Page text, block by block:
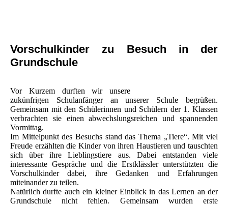
Vorschulkinder zu Besuch in der
Grundschule
Vor Kurzem durften wir unsere
zukünfrigen Schulanfänger an unserer Schule begrüßen.
Gemeinsam mit den Schülerinnen und Schülern der 1. Klassen
verbrachten sie einen abwechslungsreichen und spannenden
Vormittag.
Im Mittelpunkt des Besuchs stand das Thema „Tiere“. Mit viel
Freude erzählten die Kinder von ihren Haustieren und tauschten
sich über ihre Lieblingstiere aus. Dabei entstanden viele
interessante Gespräche und die Erstklässler unterstützten die
Vorschulkinder dabei, ihre Gedanken und Erfahrungen
miteinander zu teilen.
Natürlich durfte auch ein kleiner Einblick in das Lernen an der
Grundschule nicht fehlen. Gemeinsam wurden erste